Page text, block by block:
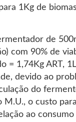
1Kg de
de
com 90% de
= 1,74Kg ART,
devido ao
do
o custo
ao consumo